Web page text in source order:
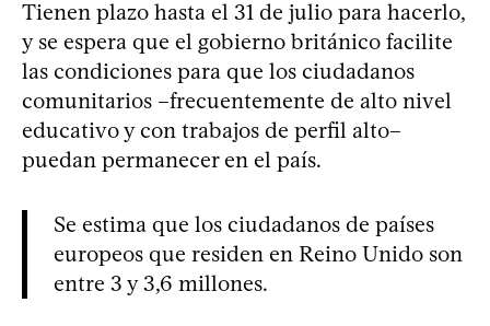
Tienen plazo hasta el 31 de julio para hacerlo,
y se espera que el gobierno británico facilite
las condiciones para que los ciudadanos
comunitarios –frecuentemente de alto nivel
educativo y con trabajos de perfil alto–
puedan permanecer en el país.
Se estima que los ciudadanos de países
europeos que residen en Reino Unido son
entre 3 y 3,6 millones.